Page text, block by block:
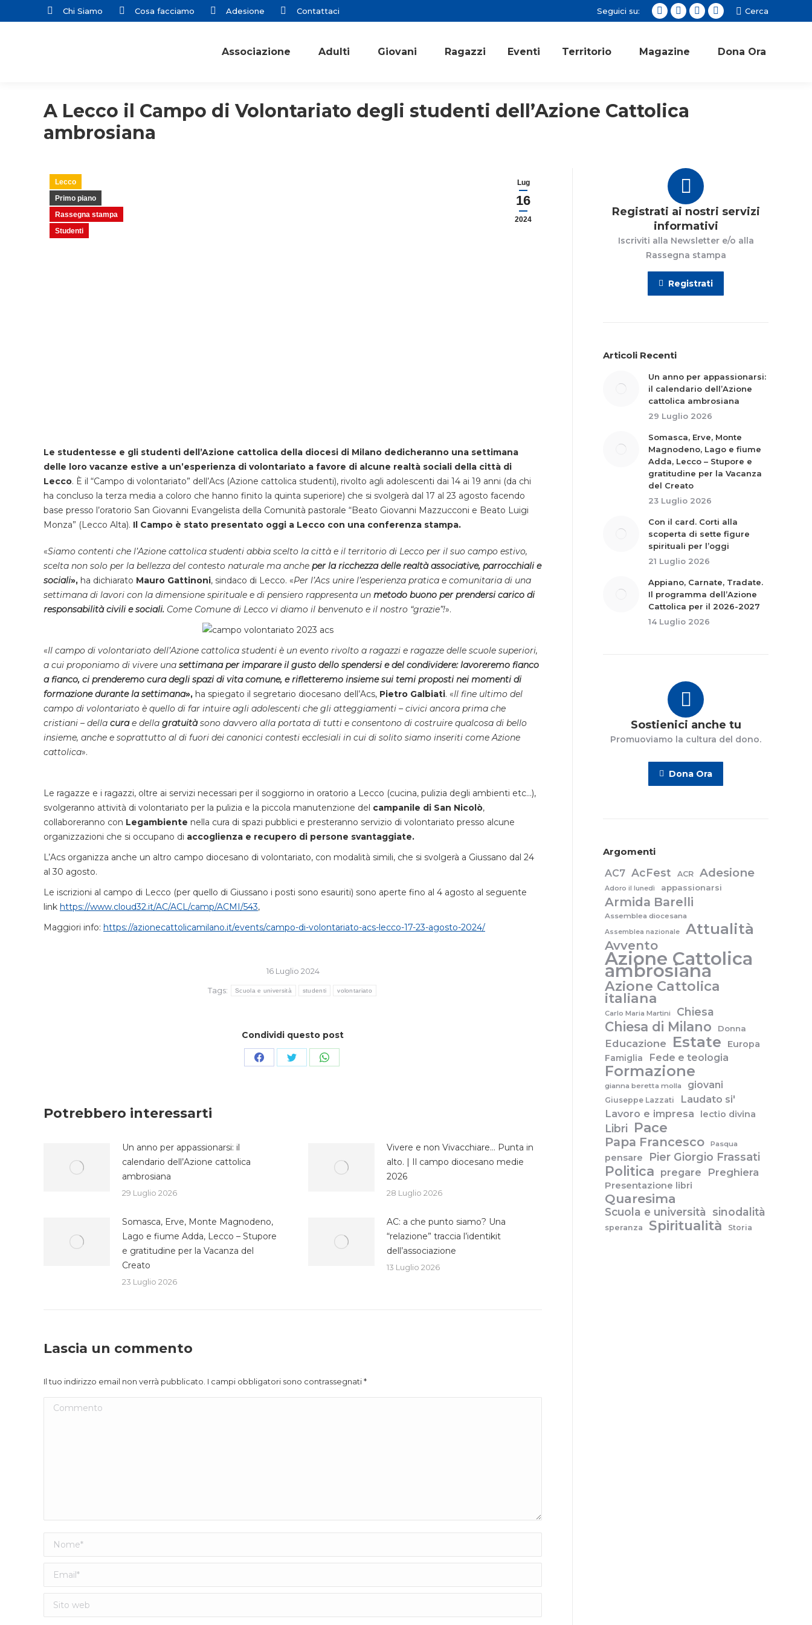
Chi Siamo Cosa facciamo Adesione Contattaci Seguici su:
Facebook
opens
Twitter
opens
Instagram
opens
YouTube
opens
Cerca:
Cerca
Associazione Adulti Giovani Ragazzi Eventi Territorio Magazine Dona Ora
A Lecco il Campo di Volontariato degli studenti dell’Azione Cattolica
ambrosiana
Lug
16
2024
Lecco
Primo piano
Rassegna stampa
Studenti
Le studentesse e gli studenti dell’Azione cattolica della diocesi di Milano dedicheranno una settimana
delle loro vacanze estive a un’esperienza di volontariato a favore di alcune realtà sociali della città di
Lecco. È il “Campo di volontariato” dell’Acs (Azione cattolica studenti), rivolto agli adolescenti dai 14 ai 19 anni (da chi
ha concluso la terza media a coloro che hanno finito la quinta superiore) che si svolgerà dal 17 al 23 agosto facendo
base presso l’oratorio San Giovanni Evangelista della Comunità pastorale “Beato Giovanni Mazzucconi e Beato Luigi
Monza” (Lecco Alta). Il Campo è stato presentato oggi a Lecco con una conferenza stampa.
«Siamo contenti che l’Azione cattolica studenti abbia scelto la città e il territorio di Lecco per il suo campo estivo,
scelta non solo per la bellezza del contesto naturale ma anche per la ricchezza delle realtà associative, parrocchiali e
sociali», ha dichiarato Mauro Gattinoni, sindaco di Lecco. «Per l’Acs unire l’esperienza pratica e comunitaria di una
settimana di lavori con la dimensione spirituale e di pensiero rappresenta un metodo buono per prendersi carico di
responsabilità civili e sociali. Come Comune di Lecco vi diamo il benvenuto e il nostro “grazie”!».
«Il campo di volontariato dell’Azione cattolica studenti è un evento rivolto a ragazzi e ragazze delle scuole superiori,
a cui proponiamo di vivere una settimana per imparare il gusto dello spendersi e del condividere: lavoreremo fianco
a fianco, ci prenderemo cura degli spazi di vita comune, e rifletteremo insieme sui temi proposti nei momenti di
formazione durante la settimana», ha spiegato il segretario diocesano dell’Acs, Pietro Galbiati. «Il fine ultimo del
campo di volontariato è quello di far intuire agli adolescenti che gli atteggiamenti – civici ancora prima che
cristiani – della curae della gratuitàsono davvero alla portata di tutti e consentono di costruire qualcosa di bello
insieme, anche e soprattutto al di fuori dei canonici contesti ecclesiali in cui di solito siamo inseriti come Azione
cattolica».
Le ragazze e i ragazzi, oltre ai servizi necessari per il soggiorno in oratorio a Lecco (cucina, pulizia degli ambienti etc…),
svolgeranno attività di volontariato per la pulizia e la piccola manutenzione del campanile di San Nicolò,
collaboreranno con Legambiente nella cura di spazi pubblici e presteranno servizio di volontariato presso alcune
organizzazioni che si occupano di accoglienza e recupero di persone svantaggiate.
L’Acs organizza anche un altro campo diocesano di volontariato, con modalità simili, che si svolgerà a Giussano dal 24
al 30 agosto.
Le iscrizioni al campo di Lecco (per quello di Giussano i posti sono esauriti) sono aperte fino al 4 agosto al seguente
link https://www.cloud32.it/AC/ACL/camp/ACMI/543,
Maggiori info: https://azionecattolicamilano.it/events/campo-di-volontariato-acs-lecco-17-23-agosto-2024/
16 Luglio 2024
Tags:
Scuola e università studenti volontariato
Condividi questo post
CondividiCondividiCondividi
Potrebbero interessarti
Un anno per appassionarsi: il
calendario dell’Azione cattolica
ambrosiana
29 Luglio 2026
Vivere e non Vivacchiare… Punta in
alto. | Il campo diocesano medie
2026
28 Luglio 2026
Somasca, Erve, Monte Magnodeno,
Lago e fiume Adda, Lecco – Stupore
e gratitudine per la Vacanza del
Creato
23 Luglio 2026
AC: a che punto siamo? Una
“relazione” traccia l’identikit
dell’associazione
13 Luglio 2026
Lascia un commento
Il tuo indirizzo email non verrà pubblicato. I campi obbligatori sono contrassegnati*
Commento
Nome *
Email *
Sito web
Registrati ai nostri servizi
informativi
Iscriviti alla Newsletter e/o alla
Rassegna stampa
Registrati
Articoli Recenti
Un anno per appassionarsi:
il calendario dell’Azione
cattolica ambrosiana
29 Luglio 2026
Somasca, Erve, Monte
Magnodeno, Lago e fiume
Adda, Lecco – Stupore e
gratitudine per la Vacanza
del Creato
23 Luglio 2026
Con il card. Corti alla
scoperta di sette figure
spirituali per l’oggi
21 Luglio 2026
Appiano, Carnate, Tradate.
Il programma dell’Azione
Cattolica per il 2026-2027
14 Luglio 2026
Sostienici anche tu
Promuoviamo la cultura del dono.
Dona Ora
Argomenti
AC7 AcFest ACR Adesione
Adoro il lunedì appassionarsi
Armida Barelli
Assemblea diocesana
Assemblea nazionale Attualità
Avvento
Azione Cattolica
ambrosiana
Azione Cattolica
italiana
Carlo Maria Martini Chiesa
Chiesa di Milano Donna
Educazione Estate
Europa
Famiglia
Fede e teologia
Formazione
gianna beretta molla giovani
Giuseppe Lazzati
Laudato si'
Lavoro e impresa
lectio divina
Libri Pace
Papa Francesco Pasqua
pensare Pier Giorgio Frassati
Politica pregare Preghiera
Presentazione libri
Quaresima
Scuola e università sinodalità
speranza Spiritualità Storia